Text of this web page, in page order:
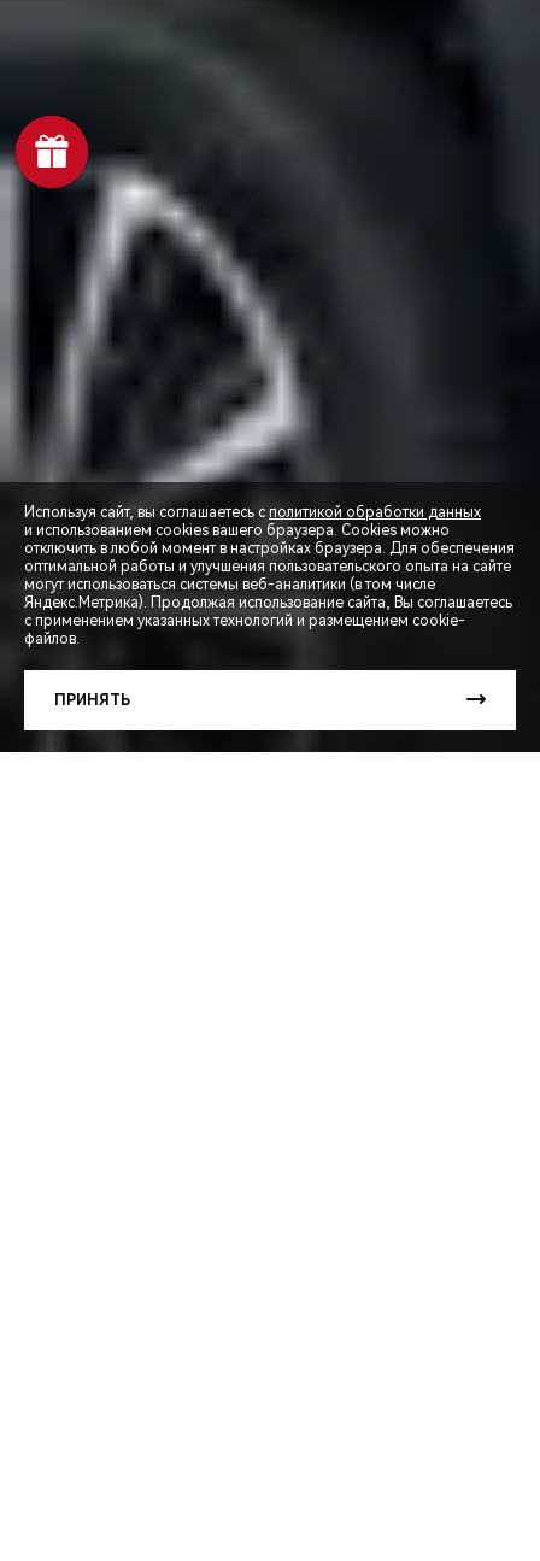
СПЕЦПРЕДЛОЖЕНИЯ
Используя сайт, вы соглашаетесь с политикой обработки данных
и использованием cookies вашего браузера. Cookies можно
отключить в любой момент в настройках браузера. Для обеспечения
оптимальной работы и улучшения пользовательского опыта на сайте
могут использоваться системы веб-аналитики (в том числе
Яндекс.Метрика). Продолжая использование сайта, Вы соглашаетесь
с применением указанных технологий и размещением cookie-
файлов.
ПРИНЯТЬ